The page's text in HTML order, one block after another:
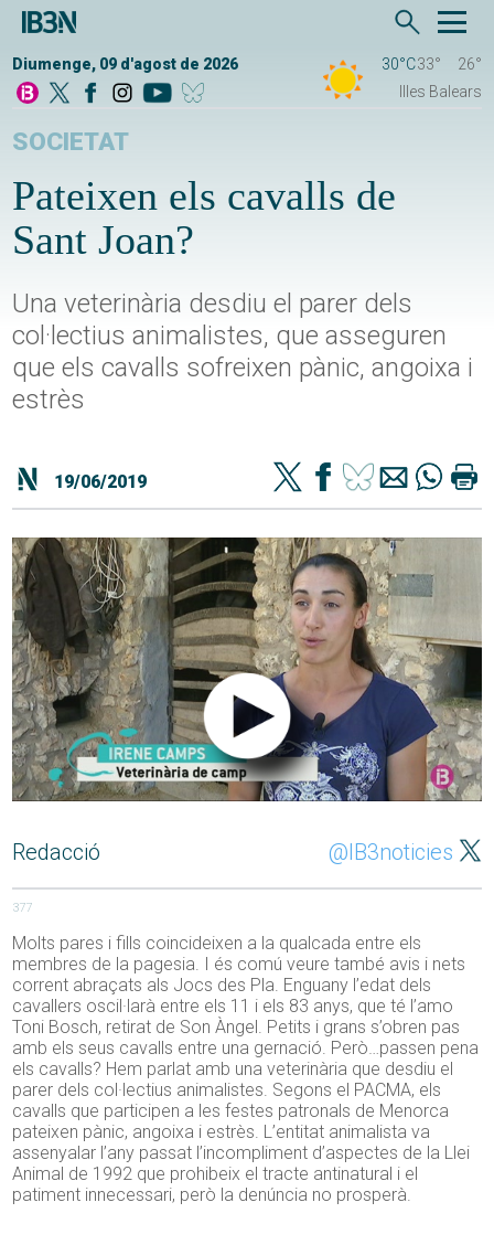
Diumenge, 09 d'agost de 2026 30°C33°
26°
Illes Balears
SOCIETAT
Pateixen els cavalls de
Sant Joan?
Una veterinària desdiu el parer dels
col·lectius animalistes, que asseguren
que els cavalls sofreixen pànic, angoixa i
estrès
19/06/2019
Redacció @IB3noticies
377
Molts pares i fills coincideixen a la qualcada entre els
membres de la pagesia. I és comú veure també avis i nets
corrent abraçats als Jocs des Pla. Enguany l’edat dels
cavallers oscil·larà entre els 11 i els 83 anys, que té l’amo
Toni Bosch, retirat de Son Àngel. Petits i grans s’obren pas
amb els seus cavalls entre una gernació. Però…passen pena
els cavalls? Hem parlat amb una veterinària que desdiu el
parer dels col·lectius animalistes. Segons el PACMA, els
cavalls que participen a les festes patronals de Menorca
pateixen pànic, angoixa i estrès. L’entitat animalista va
assenyalar l’any passat l’incompliment d’aspectes de la Llei
Animal de 1992 que prohibeix el tracte antinatural i el
patiment innecessari, però la denúncia no prosperà.